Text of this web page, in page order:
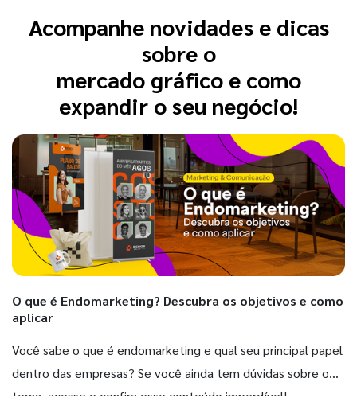
Acompanhe novidades e dicas
sobre o
mercado gráfico e como
expandir o seu negócio!
O que é Endomarketing? Descubra os objetivos e como
aplicar
Você sabe o que é endomarketing e qual seu principal papel
dentro das empresas? Se você ainda tem dúvidas sobre o
tema, acesse e confira esse conteúdo imperdível!